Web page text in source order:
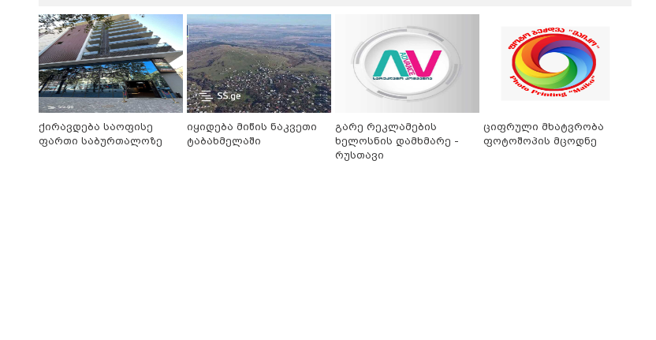
ქირავდება საოფისე
ფართი საბურთალოზე
იყიდება მიწის ნაკვეთი
ტაბახმელაში
გარე რეკლამების
ხელოსნის დამხმარე -
რუსთავი
ციფრული მხატვრობა
ფოტოშოპის მცოდნე